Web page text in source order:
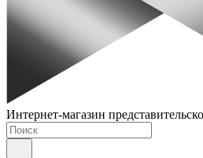
Интернет-магазин